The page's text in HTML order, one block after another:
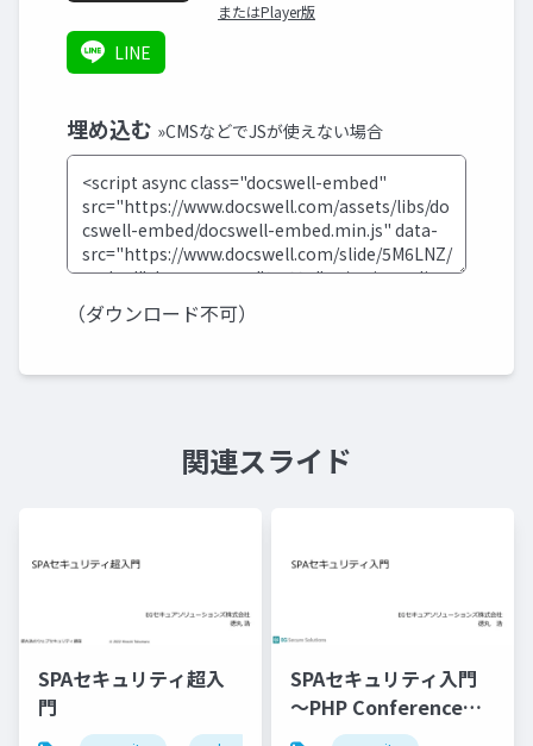
またはPlayer版
LINE
埋め込む »CMSなどでJSが使えない場合
（ダウンロード不可）
関連スライド
SPAセキュリティ超入
門
SPAセキュリティ入門
～PHP Conference
Japan 2021